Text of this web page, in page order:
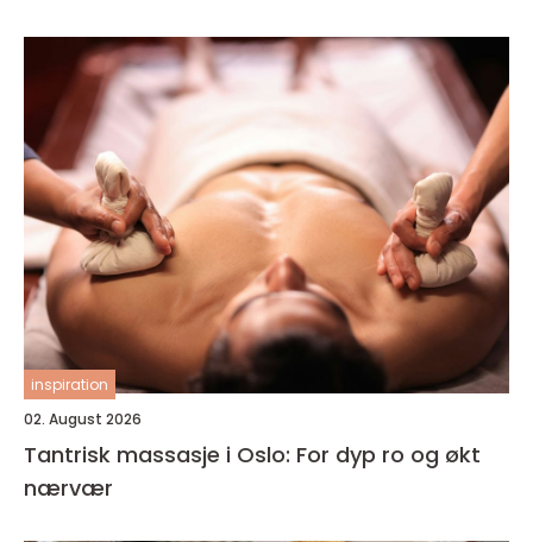
inspiration
02. August 2026
Tantrisk massasje i Oslo: For dyp ro og økt
nærvær